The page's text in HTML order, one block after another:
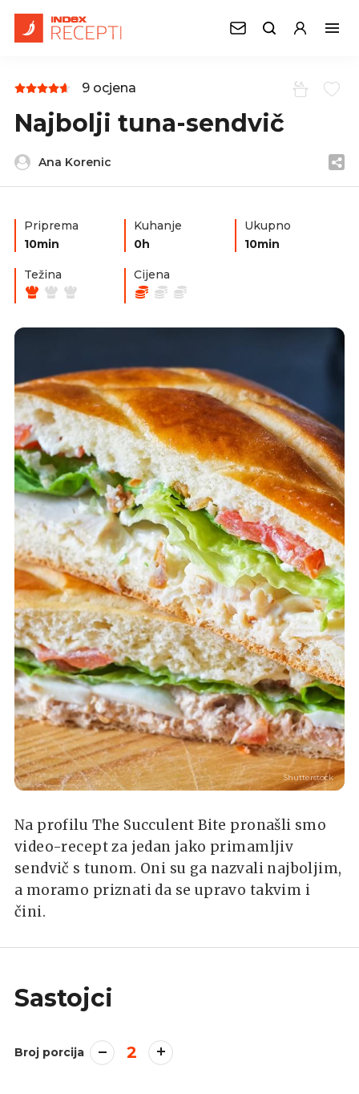
9 ocjena
Najbolji tuna-sendvič
Ana Korenic
Priprema
10min
Kuhanje
0h
Ukupno
10min
Težina Cijena
Shutterstock
Na profilu The Succulent Bite pronašli smo
video-recept za jedan jako primamljiv
sendvič s tunom. Oni su ga nazvali najboljim,
a moramo priznati da se upravo takvim i
čini.
Sastojci
Broj porcija 2